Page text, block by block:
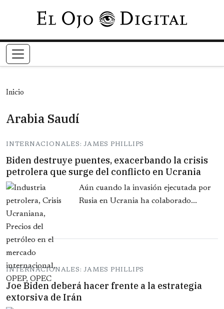
Pasar al contenido principal
Inicio
Arabia Saudí
INTERNACIONALES: JAMES PHILLIPS
Biden destruye puentes, exacerbando la crisis
petrolera que surge del conflicto en Ucrania
Aún cuando la invasión ejecutada por
Rusia en Ucrania ha colaborado...
INTERNACIONALES: JAMES PHILLIPS
Joe Biden deberá hacer frente a la estrategia
extorsiva de Irán